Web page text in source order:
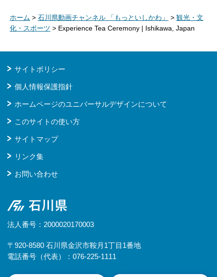
ホーム > 石川県動画チャンネル 「もっといしかわ」 > 観光・文
化・スポーツ > Experience Tea Ceremony | Ishikawa, Japan
サイトポリシー
個人情報保護指針
ホームページのユニバーサルデザインについて
このサイトの使い方
サイトマップ
リンク集
お問い合わせ
石川県
法人番号：2000020170003
〒920-8580 石川県金沢市鞍月1丁目1番地
電話番号（代表）：076-225-1111